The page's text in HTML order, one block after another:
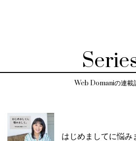
Web Domaniの連載
はじめましてに悩み